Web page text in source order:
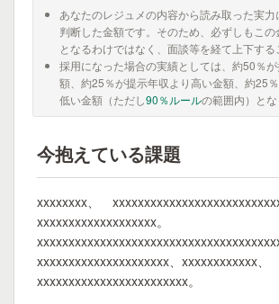
あなたのレジュメの内容から読み取った実
判断した金額です。そのため、必ずしもこ
となるわけではなく、面談等を経て上下する
採用になった場合の実績としては、約50％
額、約25％が提示年収より高い金額、約25
低い金額（ただし90％ルールの範囲内）とな
今抱えている課題
xxxxxxxx、
xxxxxxxxxxxxxxxxxxx。
xxxxxxxxxxxxxxxxxxxxx、xxxxxxxxxxxx、
xxxxxxxxxxxxxxxxxxxxxxxx。